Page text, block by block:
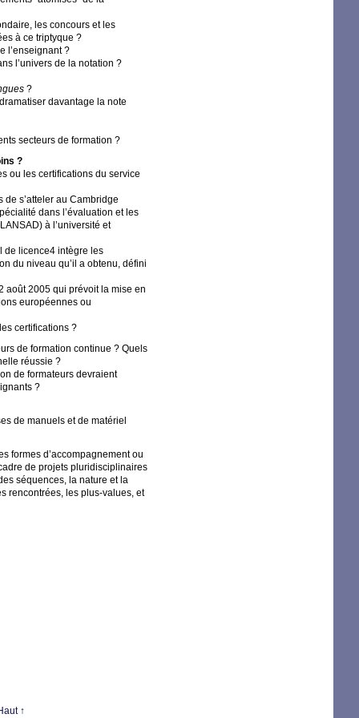
les concours et les
à ce triptyque ?
l’enseignant ?
l’univers de la notation ?
?
davantage la note
secteurs de formation ?
?
ou les certifications du service
s’atteler au Cambridge
dans l’évaluation et les
LANSAD) à l’université et
de licence4 intègre les
du niveau qu’il a obtenu, défini
août 2005 qui prévoit la mise en
européennes ou
certifications ?
de formation continue ? Quels
réussie ?
de formateurs devraient
?
de manuels et de matériel
formes d’accompagnement ou
de projets pluridisciplinaires
séquences, la nature et la
rencontrées, les plus-values, et
↑